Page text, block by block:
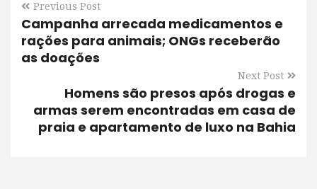
Previous Post
Campanha arrecada medicamentos e
rações para animais; ONGs receberão
as doações
Next Post
Homens são presos após drogas e
armas serem encontradas em casa de
praia e apartamento de luxo na Bahia